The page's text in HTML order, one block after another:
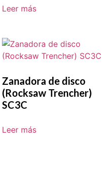
Leer más
Zanadora de disco
(Rocksaw Trencher)
SC3C
Leer más